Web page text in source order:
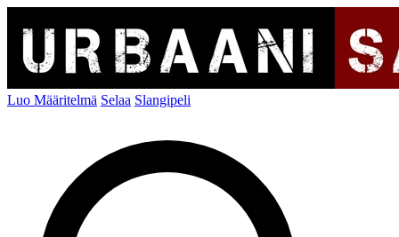
Luo Määritelmä Selaa Slangipeli